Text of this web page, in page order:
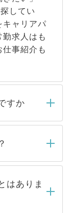
してい
キャリアパ
求人はも
事紹介も
すか
担当者がご
もしくは
連絡をせて
ちくださ
いる求人の
覧いただ
開求人は
開してい
はありま